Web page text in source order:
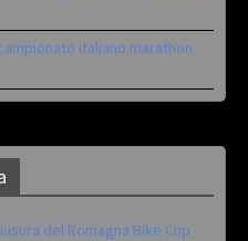
italiano marathon
del Romagna Bike Cup